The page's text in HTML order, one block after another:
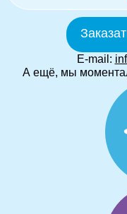
E-mail:
А ещё, мы